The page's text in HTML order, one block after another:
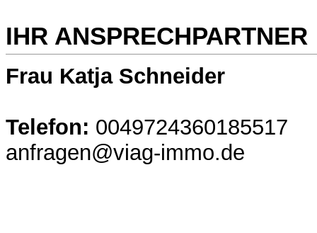
IHR ANSPRECHPARTNER
Frau Katja Schneider
Telefon: 0049724360185517
anfragen@viag-immo.de